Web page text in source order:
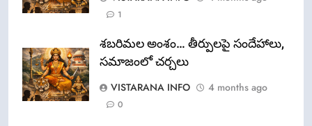
1
శబరిమల అంశం… తీర్పులపై సందేహాలు,
సమాజంలో చర్చలు
VISTARANA INFO
4 months ago
0